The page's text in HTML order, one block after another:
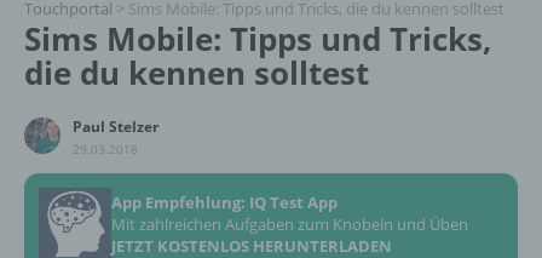
Touchportal > Sims Mobile: Tipps und Tricks, die du kennen solltest
Sims Mobile: Tipps und Tricks,
die du kennen solltest
Paul Stelzer
29.03.2018
App Empfehlung: IQ Test App
Mit zahlreichen Aufgaben zum Knobeln und Üben
JETZT KOSTENLOS HERUNTERLADEN